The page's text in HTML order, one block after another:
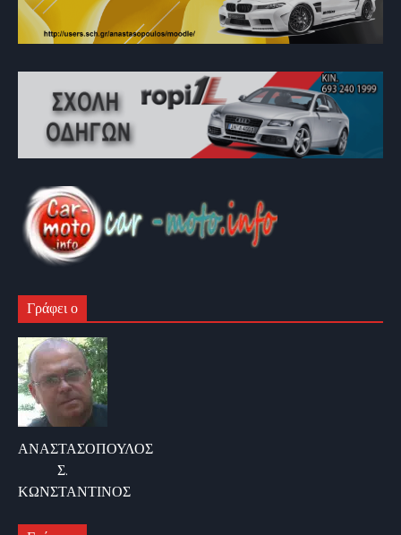
Γράφει ο
ΑΝΑΣΤΑΣΟΠΟΥΛΟΣ
Σ.
ΚΩΝΣΤΑΝΤΙΝΟΣ